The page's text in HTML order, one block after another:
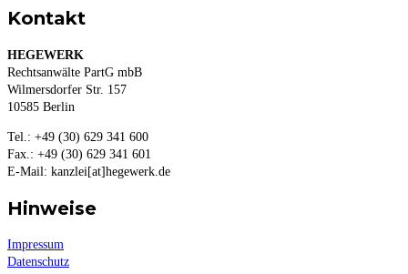
Kontakt
HEGEWERK
Rechtsanwälte PartG mbB
Wilmersdorfer Str. 157
10585 Berlin
Tel.: +49 (30) 629 341 600
Fax.: +49 (30) 629 341 601
E-Mail: kanzlei[at]hegewerk.de
Hinweise
Impressum
Datenschutz